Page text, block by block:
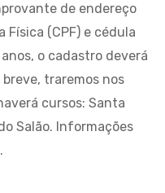
de endereço
Física (CPF) e cédula
o cadastro deverá
traremos nos
cursos: Santa
Salão. Informações